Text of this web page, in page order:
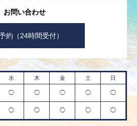
お問い合わせ
約（24時間受付）
水 木 金 土
日
◯ ◯ ◯ ◯ ◯
◯ ◯ ◯ ◯ ◯